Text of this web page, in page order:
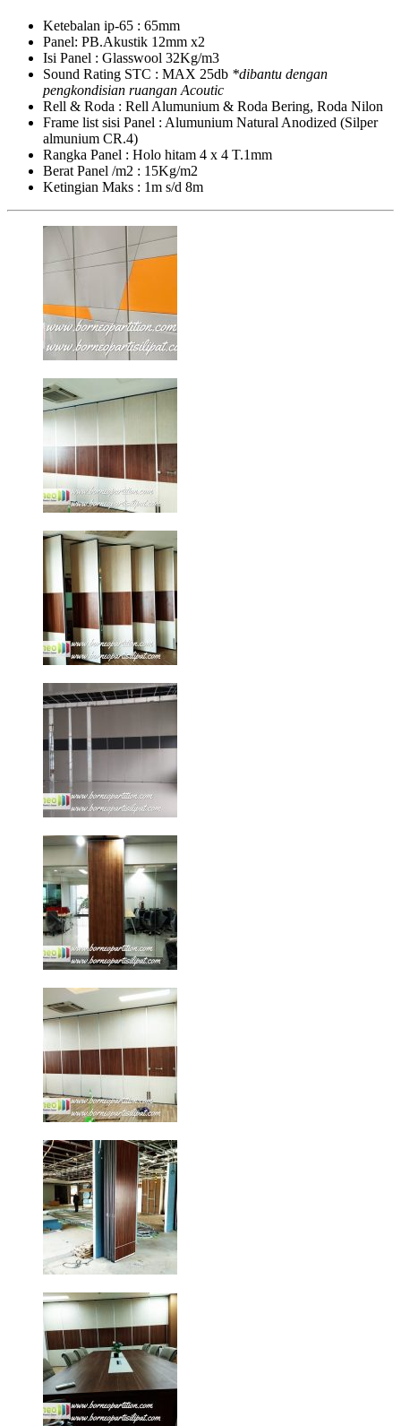
Ketebalan ip-65 : 65mm
Panel: PB.Akustik 12mm x2
Isi Panel : Glasswool 32Kg/m3
Sound Rating STC : MAX 25db *dibantu dengan
pengkondisian ruangan Acoutic
Rell & Roda : Rell Alumunium & Roda Bering, Roda Nilon
Frame list sisi Panel : Alumunium Natural Anodized (Silper
almunium CR.4)
Rangka Panel : Holo hitam 4 x 4 T.1mm
Berat Panel /m2 : 15Kg/m2
Ketingian Maks : 1m s/d 8m